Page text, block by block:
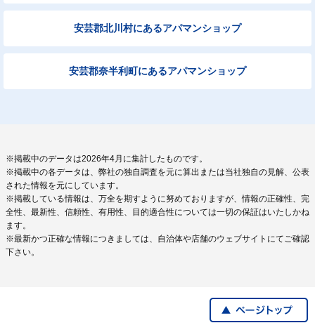
安芸郡北川村にあるアパマンショップ
安芸郡奈半利町にあるアパマンショップ
※掲載中のデータは2026年4月に集計したものです。
※掲載中の各データは、弊社の独自調査を元に算出または当社独自の見解、公表
された情報を元にしています。
※掲載している情報は、万全を期すように努めておりますが、情報の正確性、完
全性、最新性、信頼性、有用性、目的適合性については一切の保証はいたしかね
ます。
※最新かつ正確な情報につきましては、自治体や店舗のウェブサイトにてご確認
下さい。